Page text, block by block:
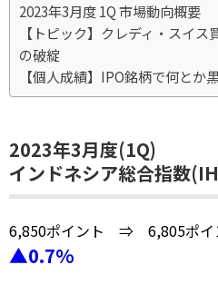
2023年3月度 1Q 市場動向概要
【トピック】クレディ・スイ
の破綻
【個人成績】IPO銘柄で何とか
2023年3月度(1Q)
インドネシア総合指数
6,850ポイント ⇒ 6,805ポイ
▲0.7%